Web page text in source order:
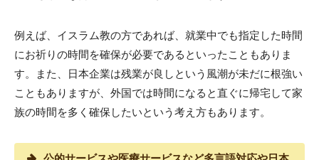
例えば、イスラム教の方であれば、就業中でも指定した時間
にお祈りの時間を確保が必要であるといったこともありま
す。また、日本企業は残業が良しという風潮が未だに根強い
こともありますが、外国では時間になると直ぐに帰宅して家
族の時間を多く確保したいという考え方もあります。